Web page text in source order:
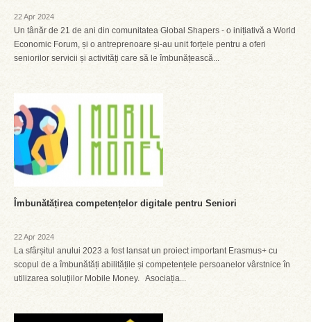
22 Apr 2024
Un tânăr de 21 de ani din comunitatea Global Shapers - o inițiativă a World
Economic Forum, și o antreprenoare și-au unit forțele pentru a oferi
seniorilor servicii și activități care să le îmbunățească...
Îmbunătățirea competențelor digitale pentru Seniori
22 Apr 2024
La sfârșitul anului 2023 a fost lansat un proiect important Erasmus+ cu
scopul de a îmbunătăți abilitățile și competențele persoanelor vârstnice în
utilizarea soluțiilor Mobile Money. Asociația...